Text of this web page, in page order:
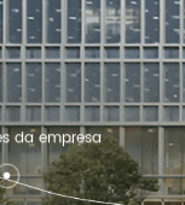
da empresa